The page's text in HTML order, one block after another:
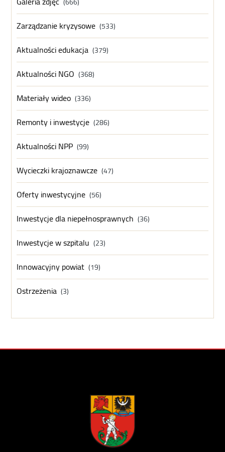
Zarządzanie kryzysowe (533)
Aktualności edukacja (379)
Aktualności NGO (368)
Materiały wideo (336)
Remonty i inwestycje (286)
Aktualności NPP (99)
Wycieczki krajoznawcze (47)
Oferty inwestycyjne (56)
Inwestycje dla niepełnosprawnych (36)
Inwestycje w szpitalu (23)
Innowacyjny powiat (19)
Ostrzeżenia (3)